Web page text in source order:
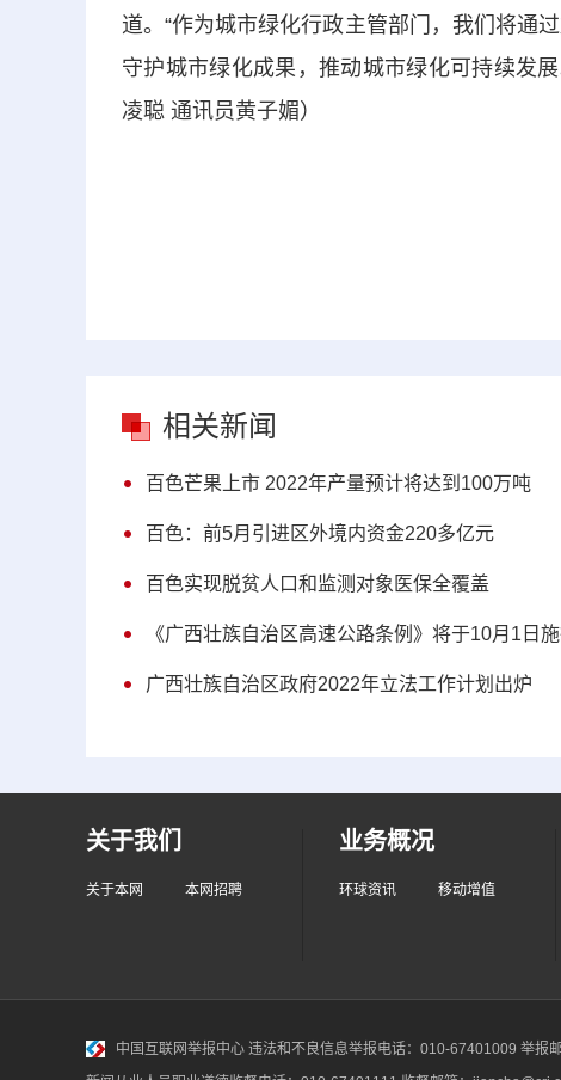
道。“作为城市绿化行政主管部门，我们将通
守护城市绿化成果，推动城市绿化可持续发
凌聪 通讯员黄子媚）
相关新闻
百色芒果上市 2022年产量预计将达到100万吨
百色：前5月引进区外境内资金220多亿元
百色实现脱贫人口和监测对象医保全覆盖
《广西壮族自治区高速公路条例》将于10月1日
广西壮族自治区政府2022年立法工作计划出炉
关于我们
关于本网 本网招聘
业务概况
环球资讯 移动增值
中国互联网举报中心 违法和不良信息举报电话：010-67401009 举报